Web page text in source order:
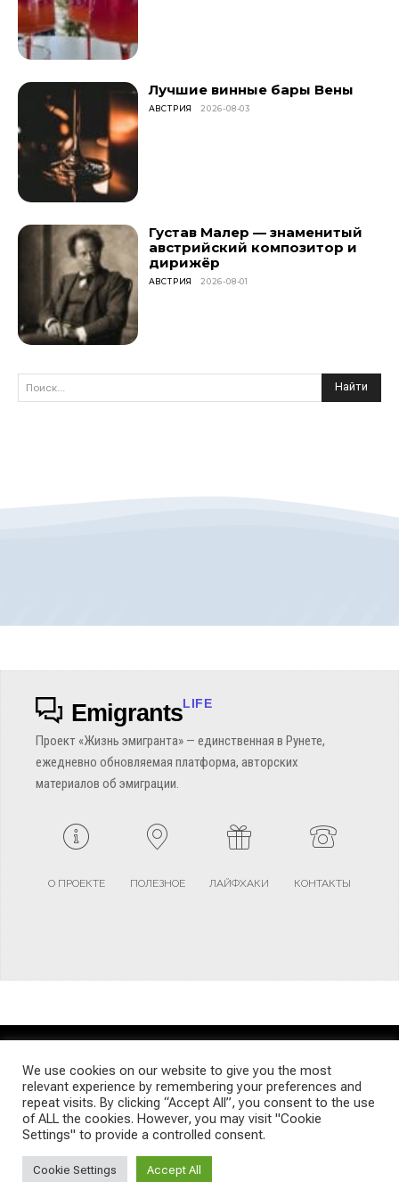
Лучшие винные бары Вены
АВСТРИЯ 2026-08-03
Густав Малер — знаменитый
австрийский композитор и
дирижёр
АВСТРИЯ 2026-08-01
Поиск... Найти
EmigrantsLIFE
Проект «Жизнь эмигранта» — единственная в Рунете,
ежедневно обновляемая платформа, авторских
материалов об эмиграции.
О ПРОЕКТЕ ПОЛЕЗНОЕ ЛАЙФХАКИ КОНТАКТЫ
TERMS AND CONDITIONS PRIVACY POLICY SITEMAP
© Emigrants Life WordPress Theme by TagDiv
We use cookies on our website to give you the most
relevant experience by remembering your preferences and
repeat visits. By clicking “Accept All”, you consent to the use
of ALL the cookies. However, you may visit "Cookie
Settings" to provide a controlled consent.
Cookie Settings Accept All